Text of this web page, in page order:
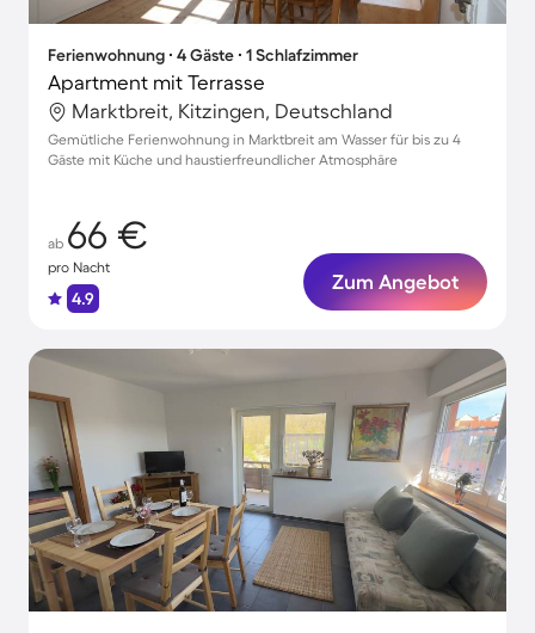
Ferienwohnung ∙ 4 Gäste ∙ 1 Schlafzimmer
Apartment mit Terrasse
Marktbreit, Kitzingen, Deutschland
Gemütliche Ferienwohnung in Marktbreit am Wasser für bis zu 4
Gäste mit Küche und haustierfreundlicher Atmosphäre
ab 66 €
pro Nacht
4.9
Zum Angebot